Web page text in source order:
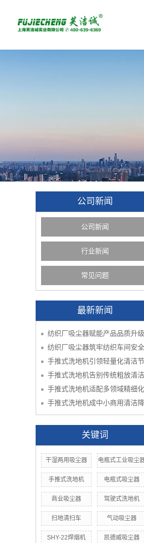
公司新闻
公司新闻
行业新闻
常见问题
最新新闻
纺织厂吸尘器赋能产品品质升级
纺织厂吸尘器筑牢纺织车间安全
手推式洗地机引领轻量化清洁节
手推式洗地机告别传统粗放清洁
手推式洗地机适配多领域精细化
手推式洗地机成中小商用清洁降
关键词
干湿两用吸尘器 电瓶式工业吸尘
手推式洗地机 电瓶式吸尘器
商业吸尘器 驾驶式洗地机
扫地清扫车 气动吸尘器
SHY-22焊烟机 凯德威吸尘器